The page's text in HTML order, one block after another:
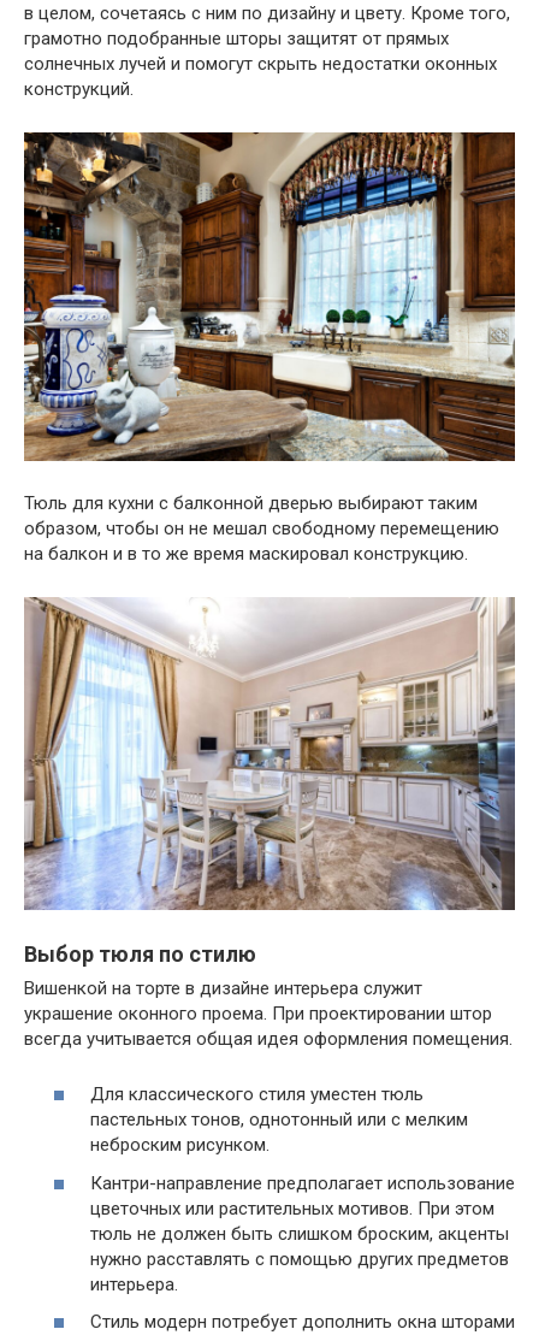
в целом, сочетаясь с ним по дизайну и цвету. Кроме того,
грамотно подобранные шторы защитят от прямых
солнечных лучей и помогут скрыть недостатки оконных
конструкций.
Тюль для кухни с балконной дверью выбирают таким
образом, чтобы он не мешал свободному перемещению
на балкон и в то же время маскировал конструкцию.
Выбор тюля по стилю
Вишенкой на торте в дизайне интерьера служит
украшение оконного проема. При проектировании штор
всегда учитывается общая идея оформления помещения.
Для классического стиля уместен тюль
пастельных тонов, однотонный или с мелким
неброским рисунком.
Кантри-направление предполагает использование
цветочных или растительных мотивов. При этом
тюль не должен быть слишком броским, акценты
нужно расставлять с помощью других предметов
интерьера.
Стиль модерн потребует дополнить окна шторами